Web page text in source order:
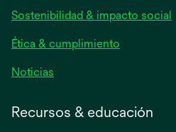
una
pestaña
nueva
Sostenibilidad & impacto social
Ética & cumplimiento
Noticias
Recursos & educación